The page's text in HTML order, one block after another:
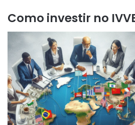
Como investir no